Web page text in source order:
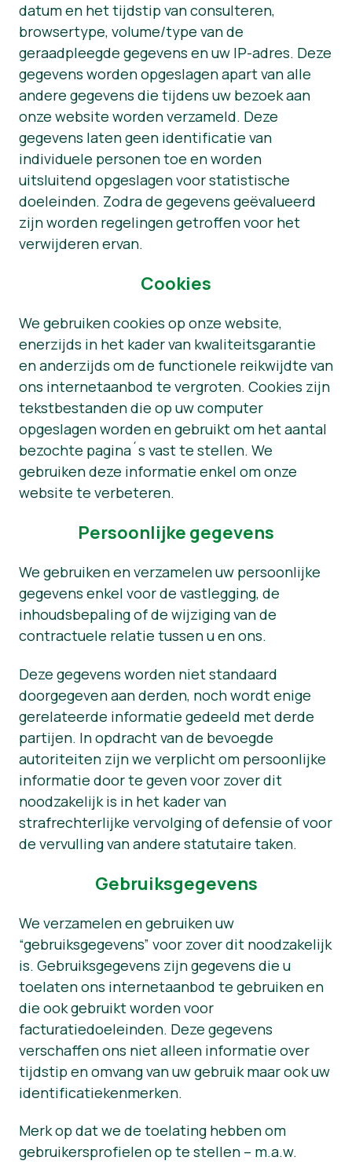
datum en het tijdstip van consulteren,
browsertype, volume/type van de
geraadpleegde gegevens en uw IP-adres. Deze
gegevens worden opgeslagen apart van alle
andere gegevens die tijdens uw bezoek aan
onze website worden verzameld. Deze
gegevens laten geen identificatie van
individuele personen toe en worden
uitsluitend opgeslagen voor statistische
doeleinden. Zodra de gegevens geëvalueerd
zijn worden regelingen getroffen voor het
verwijderen ervan.
Cookies
We gebruiken cookies op onze website,
enerzijds in het kader van kwaliteitsgarantie
en anderzijds om de functionele reikwijdte van
ons internetaanbod te vergroten. Cookies zijn
tekstbestanden die op uw computer
opgeslagen worden en gebruikt om het aantal
bezochte pagina´s vast te stellen. We
gebruiken deze informatie enkel om onze
website te verbeteren.
Persoonlijke gegevens
We gebruiken en verzamelen uw persoonlijke
gegevens enkel voor de vastlegging, de
inhoudsbepaling of de wijziging van de
contractuele relatie tussen u en ons.
Deze gegevens worden niet standaard
doorgegeven aan derden, noch wordt enige
gerelateerde informatie gedeeld met derde
partijen. In opdracht van de bevoegde
autoriteiten zijn we verplicht om persoonlijke
informatie door te geven voor zover dit
noodzakelijk is in het kader van
strafrechterlijke vervolging of defensie of voor
de vervulling van andere statutaire taken.
Gebruiksgegevens
We verzamelen en gebruiken uw
“gebruiksgegevens” voor zover dit noodzakelijk
is. Gebruiksgegevens zijn gegevens die u
toelaten ons internetaanbod te gebruiken en
die ook gebruikt worden voor
facturatiedoeleinden. Deze gegevens
verschaffen ons niet alleen informatie over
tijdstip en omvang van uw gebruik maar ook uw
identificatiekenmerken.
Merk op dat we de toelating hebben om
gebruikersprofielen op te stellen – m.a.w.